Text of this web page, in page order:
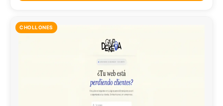
CHOLLONES